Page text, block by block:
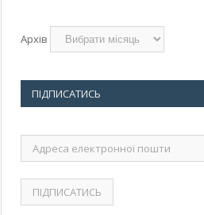
Архів
ПІДПИСАТИСЬ
Адреса
електронної